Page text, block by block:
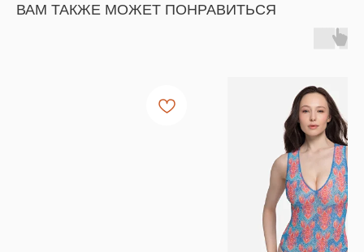
ВАМ ТАКЖЕ МОЖЕТ ПОНРАВИТЬСЯ